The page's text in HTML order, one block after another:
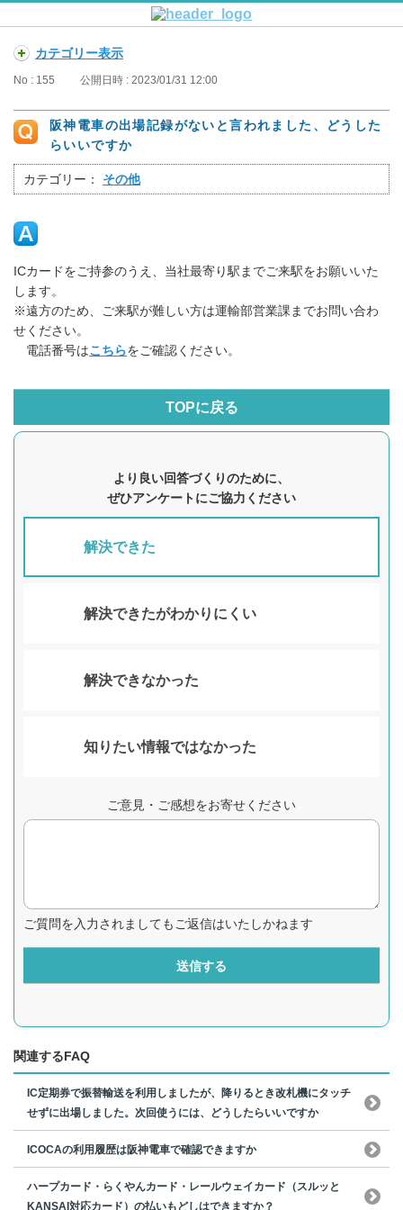
カテゴリー表示
No : 155 公開日時 : 2023/01/31 12:00
阪神電車の出場記録がないと言われました、どうした
らいいですか
カテゴリー： その他
ICカードをご持参のうえ、当社最寄り駅までご来駅をお願いいた
します。
※遠方のため、ご来駅が難しい方は運輸部営業課までお問い合わ
せください。
電話番号はこちらをご確認ください。
TOPに戻る
より良い回答づくりのために、
ぜひアンケートにご協力ください
解決できた
解決できたがわかりにくい
解決できなかった
知りたい情報ではなかった
ご意見・ご感想をお寄せください
ご質問を入力されましてもご返信はいたしかねます
送信する
関連するFAQ
IC定期券で振替輸送を利用しましたが、降りるとき改札機にタッチ
せずに出場しました。次回使うには、どうしたらいいですか
ICOCAの利用履歴は阪神電車で確認できますか
ハープカード・らくやんカード・レールウェイカード（スルッと
KANSAI対応カード）の払いもどしはできますか？